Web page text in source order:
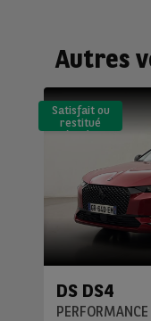
Autres
Satisfait ou
restitué
(LLD)*
DS DS4